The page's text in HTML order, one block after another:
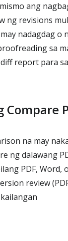
ang
ng revisions
nadagdag o
sa
report para
Compare
na may
ng dalawang
PDF, Word,
review